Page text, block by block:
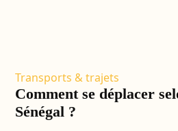
Transports & trajets
Comment se déplacer
Sénégal ?